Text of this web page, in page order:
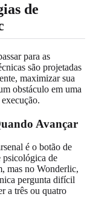
de
para as
são projetadas
maximizar sua
obstáculo em uma
Avançar
é o botão de
psicológica de
mas no Wonderlic,
pergunta difícil
a três ou quatro